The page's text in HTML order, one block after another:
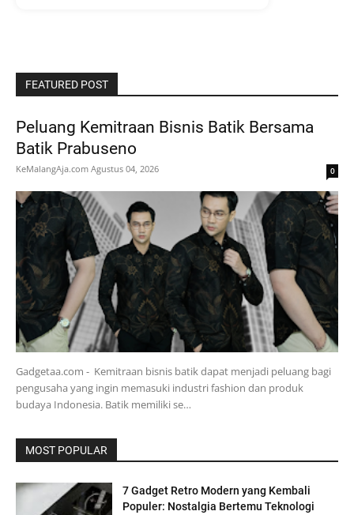
FEATURED POST
Peluang Kemitraan Bisnis Batik Bersama
Batik Prabuseno
KeMalangAja.com Agustus 04, 2026 0
Gadgetaa.com - Kemitraan bisnis batik dapat menjadi peluang bagi
pengusaha yang ingin memasuki industri fashion dan produk
budaya Indonesia. Batik memiliki se…
MOST POPULAR
7 Gadget Retro Modern yang Kembali
Populer: Nostalgia Bertemu Teknologi